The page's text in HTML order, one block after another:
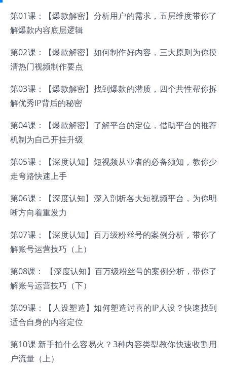
第01课：【爆款解密】分析用户的需求，五层维度带你了
解爆款内容底层逻辑
第02课：【爆款解密】如何制作好内容，三大原则为你摸
清热门视频制作要点
第03课：【爆款解密】找到爆款的潜质，四个共性帮你拆
解优秀IP背后的秘密
第04课：【爆款解密】了解平台的定位，借助平台的推荐
机制为自己开挂升级
第05课：【深度认知】短视频从业者的必备须知，教你少
走弯路快速上手
第06课：【深度认知】深入剖析各大短视频平台，为你明
晰方向着重发力
第07课：【深度认知】百万级粉丝号的案例分析，带你了
解账号运营技巧（上）
第08课： 【深度认知】百万级粉丝号的案例分析，带你了
解账号运营技巧（下）
第09课：【人设塑造】如何塑造讨喜的IP人设？快速找到
适合自身的内容定位
第10课 新手拍什么容易火？3种内容类型教你快速收割用
户流量（上）